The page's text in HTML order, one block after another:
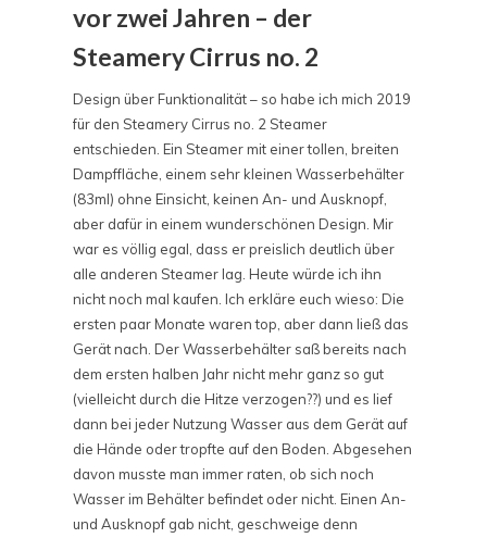
vor zwei Jahren – der
Steamery Cirrus no. 2
Design über Funktionalität – so habe ich mich 2019
für den Steamery Cirrus no. 2 Steamer
entschieden. Ein Steamer mit einer tollen, breiten
Dampffläche, einem sehr kleinen Wasserbehälter
(83ml) ohne Einsicht, keinen An- und Ausknopf,
aber dafür in einem wunderschönen Design. Mir
war es völlig egal, dass er preislich deutlich über
alle anderen Steamer lag. Heute würde ich ihn
nicht noch mal kaufen. Ich erkläre euch wieso: Die
ersten paar Monate waren top, aber dann ließ das
Gerät nach. Der Wasserbehälter saß bereits nach
dem ersten halben Jahr nicht mehr ganz so gut
(vielleicht durch die Hitze verzogen??) und es lief
dann bei jeder Nutzung Wasser aus dem Gerät auf
die Hände oder tropfte auf den Boden. Abgesehen
davon musste man immer raten, ob sich noch
Wasser im Behälter befindet oder nicht. Einen An-
und Ausknopf gab nicht, geschweige denn